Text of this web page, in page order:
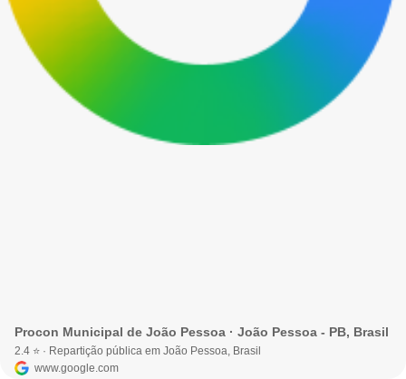
Procon Municipal de João Pessoa · João Pessoa - PB, Brasil
2.4 ⭐ · Repartição pública em João Pessoa, Brasil
www.google.com